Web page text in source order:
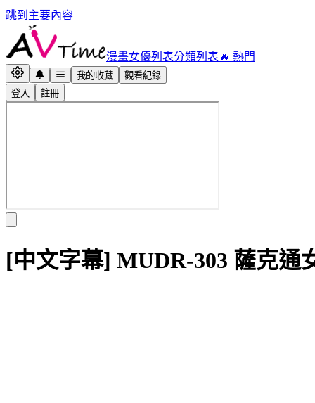
跳到主要內容
漫畫女優列表分類列表 🔥 熱門
我的收藏
觀看紀錄
登入
註冊
[中文字幕] MUDR-303 薩克通